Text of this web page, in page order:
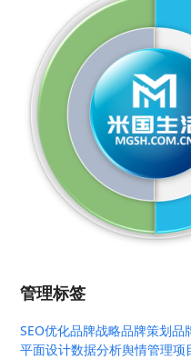
管理标签
SEO优化品牌战略品牌策划品
平面设计数据分析舆情管理项